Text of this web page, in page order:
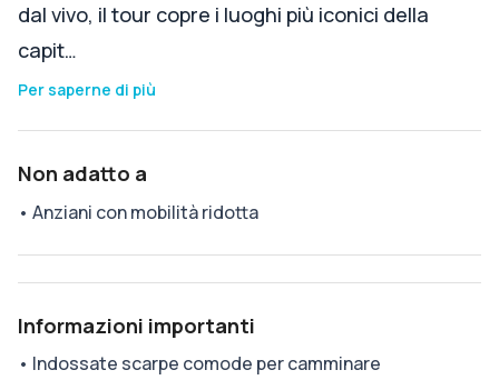
dal vivo, il tour copre i luoghi più iconici della
capit…
Per saperne di più
Non adatto a
• Anziani con mobilità ridotta
Informazioni importanti
• Indossate scarpe comode per camminare